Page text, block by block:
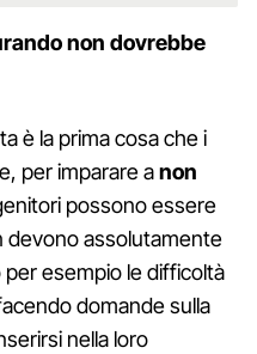
non dovrebbe
è la prima cosa che i
per imparare anon
possono essere
devono assolutamente
esempio le difficoltà
domande sulla
nella loro